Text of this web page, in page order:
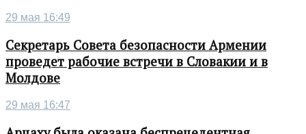
29 мая 16:49
Секретарь Совета безопасности Армении
проведет рабочие встречи в Словакии и в
Молдове
29 мая 16:47